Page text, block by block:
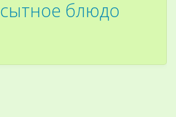
сытное блюдо